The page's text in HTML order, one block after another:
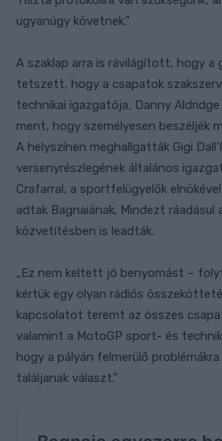
ugyanúgy követnek.”
A szaklap arra is rávilágított, hogy a
tetszett, hogy a csapatok
technikai igazgatója, Danny
ment, hogy személyesen beszéljék
A helyszínen meghallgatták Gigi
versenyrészlegének általános
Crafarral, a sportfelügyelők
adtak Bagnaiának. Mindezt ráadásul
közvetítésben is leadták.
„Ez nem keltett jó benyomást –
kértük egy olyan rádiós
kapcsolatot teremt az összes
valamint a MotoGP sport- és
hogy a pályán felmerülő
találjanak választ.”